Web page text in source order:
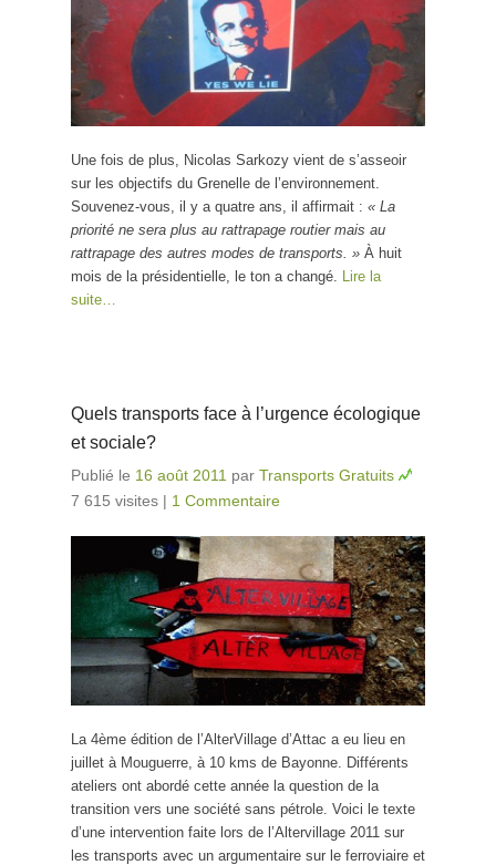
Une fois de plus, Nicolas Sarkozy vient de s’asseoir
sur les objectifs du Grenelle de l’environnement.
Souvenez-vous, il y a quatre ans, il affirmait : « La
priorité ne sera plus au rattrapage routier mais au
rattrapage des autres modes de transports. » À huit
mois de la présidentielle, le ton a changé. Lire la
suite…
Quels transports face à l’urgence écologique
et sociale?
Publié le 16 août 2011 par Transports Gratuits
7 615 visites | 1 Commentaire
La 4ème édition de l’AlterVillage d’Attac a eu lieu en
juillet à Mouguerre, à 10 kms de Bayonne. Différents
ateliers ont abordé cette année la question de la
transition vers une société sans pétrole. Voici le texte
d’une intervention faite lors de l’Altervillage 2011 sur
les transports avec un argumentaire sur le ferroviaire et